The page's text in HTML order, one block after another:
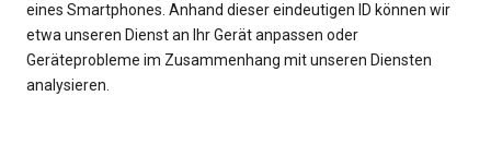
eines Smartphones. Anhand dieser eindeutigen ID können wir
etwa unseren Dienst an Ihr Gerät anpassen oder
Geräteprobleme im Zusammenhang mit unseren Diensten
analysieren.